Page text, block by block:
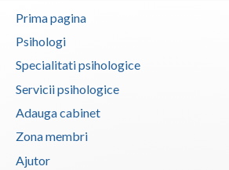
Olt
Prahova
Satu-Mare
Sibiu
Prima pagina
Psihologi
Specialitati psihologice
Servicii psihologice
Adauga cabinet
Zona membri
Ajutor